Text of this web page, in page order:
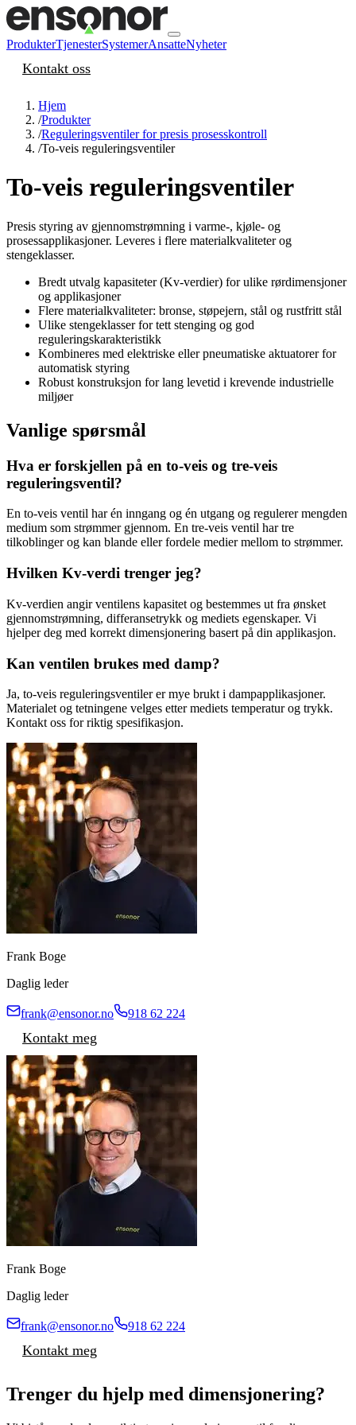
ProdukterTjenesterSystemerAnsatteNyheter
Kontakt oss
Hjem
/Produkter
/Reguleringsventiler for presis prosesskontroll
/To-veis reguleringsventiler
To-veis reguleringsventiler
Presis styring av gjennomstrømning i varme-, kjøle- og
prosessapplikasjoner. Leveres i flere materialkvaliteter og
stengeklasser.
Bredt utvalg kapasiteter (Kv-verdier) for ulike rørdimensjoner
og applikasjoner
Flere materialkvaliteter: bronse, støpejern, stål og rustfritt stål
Ulike stengeklasser for tett stenging og god
reguleringskarakteristikk
Kombineres med elektriske eller pneumatiske aktuatorer for
automatisk styring
Robust konstruksjon for lang levetid i krevende industrielle
miljøer
Vanlige spørsmål
Hva er forskjellen på en to-veis og tre-veis
reguleringsventil?
En to-veis ventil har én inngang og én utgang og regulerer mengden
medium som strømmer gjennom. En tre-veis ventil har tre
tilkoblinger og kan blande eller fordele medier mellom to strømmer.
Hvilken Kv-verdi trenger jeg?
Kv-verdien angir ventilens kapasitet og bestemmes ut fra ønsket
gjennomstrømning, differansetrykk og mediets egenskaper. Vi
hjelper deg med korrekt dimensjonering basert på din applikasjon.
Kan ventilen brukes med damp?
Ja, to-veis reguleringsventiler er mye brukt i dampapplikasjoner.
Materialet og tetningene velges etter mediets temperatur og trykk.
Kontakt oss for riktig spesifikasjon.
Frank Boge
Daglig leder
frank@ensonor.no 918 62 224
Kontakt meg
Frank Boge
Daglig leder
frank@ensonor.no 918 62 224
Kontakt meg
Trenger du hjelp med dimensjonering?